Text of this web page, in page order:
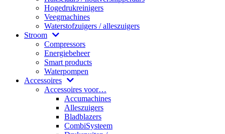
Hogedrukreinigers
Veegmachines
Waterstofzuigers / alleszuigers
Stroom
Compressors
Energiebeheer
Smart products
Waterpompen
Accessoires
Accessoires voor…
Accumachines
Alleszuigers
Bladblazers
CombiSysteem